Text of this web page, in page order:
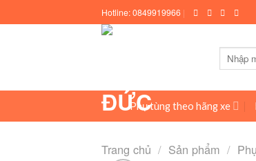
to
Hotline:0849919966 |
Tìm
kiếm:
Phụ tùng theo hãng xe
Trang chủ / Sản phẩm /